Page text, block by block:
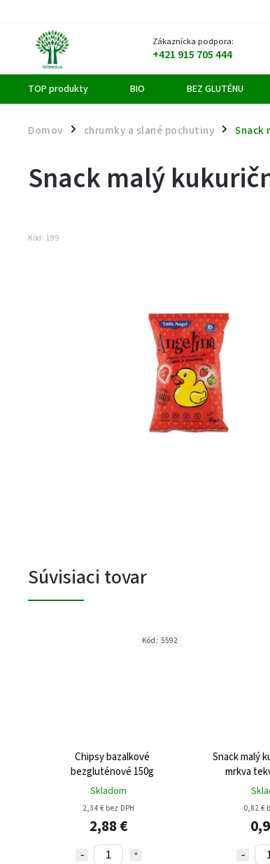
Zákaznícka podpora:
+421 915 705 444
TOP produkty BIO BEZ GLUTÉNU
Domov / chrumky a slané pochutiny / Snack
Snack malý
Kód: 199
Súvisiaci tovar
Chipsy bazalkové
bezgluténové 150g
Skladom
2,34 € bez DPH
2,88 €
Kód: 5592
Snack malý
mrkva
0,82 €